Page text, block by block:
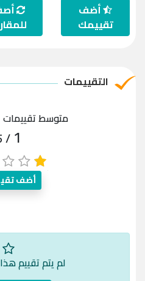
أضف
تقييمك
التقييمات
متوسط
1
/ 5
أضف
لم يتم تقييم